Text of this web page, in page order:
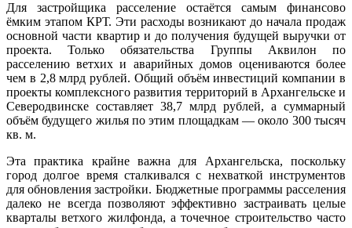
Для застройщика расселение остаётся самым финансово
ёмким этапом КРТ. Эти расходы возникают до начала продаж
основной части квартир и до получения будущей выручки от
проекта. Только обязательства Группы Аквилон по
расселению ветхих и аварийных домов оцениваются более
чем в 2,8 млрд рублей. Общий объём инвестиций компании в
проекты комплексного развития территорий в Архангельске и
Северодвинске составляет 38,7 млрд рублей, а суммарный
объём будущего жилья по этим площадкам — около 300 тысяч
кв. м.
Эта практика крайне важна для Архангельска, поскольку
город долгое время сталкивался с нехваткой инструментов
для обновления застройки. Бюджетные программы расселения
далеко не всегда позволяют эффективно застраивать целые
кварталы ветхого жилфонда, а точечное строительство часто